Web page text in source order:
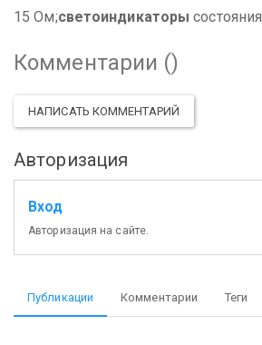
15 Ом;светоиндикаторы состояния.
Комментарии ()
НАПИСАТЬ КОММЕНТАРИЙ
Авторизация
Вход
Авторизация на сайте.
Публикации Комментарии Теги